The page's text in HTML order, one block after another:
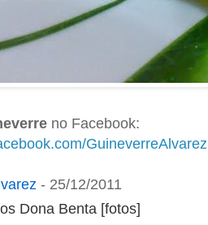
no Facebook:
GuineverreAlvarez
- 25/12/2011
Dona Benta [fotos]